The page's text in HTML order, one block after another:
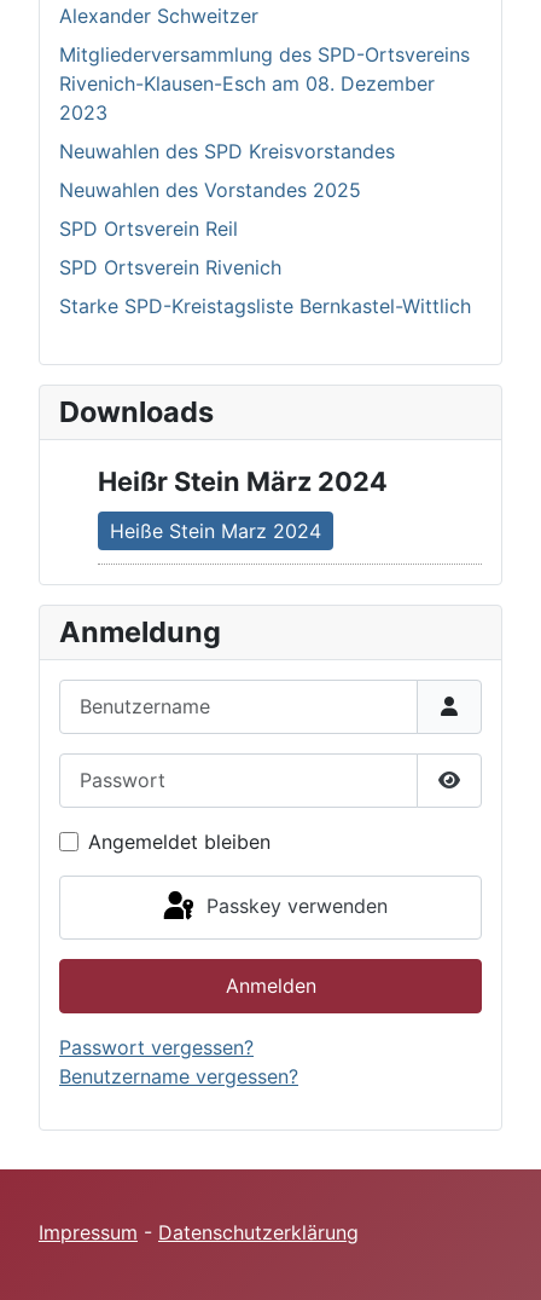
Alexander Schweitzer
Mitgliederversammlung des SPD-Ortsvereins
Rivenich-Klausen-Esch am 08. Dezember
2023
Neuwahlen des SPD Kreisvorstandes
Neuwahlen des Vorstandes 2025
SPD Ortsverein Reil
SPD Ortsverein Rivenich
Starke SPD-Kreistagsliste Bernkastel-Wittlich
Downloads
Heißr Stein März 2024
Heiße Stein Marz 2024
Anmeldung
Passwort
Angemeldet bleiben
Passkey verwenden
Anmelden
Passwort vergessen?
Benutzername vergessen?
Impressum - Datenschutzerklärung